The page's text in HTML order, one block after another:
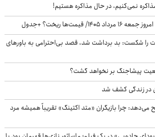
نمی‌کنیم، در حال مذاکره هستیم!
قیمت‌ها ریخت؟ +جدول
را شکست: بد برداشت شد، قصد بی‌احترامی به باورهای
پیشاجنگ بر نخواهد گشت؟
در زندگی کشف شد
می‌دهد: چرا بازیگران «متد اکتینگ» تقریباً همیشه مرد